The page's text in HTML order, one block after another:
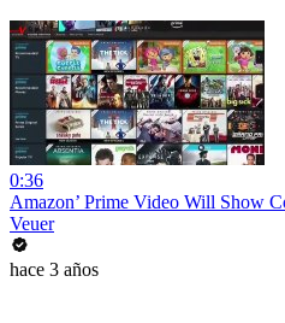
0:36
Amazon’ Prime Video Will Show
Veuer
hace 3 años